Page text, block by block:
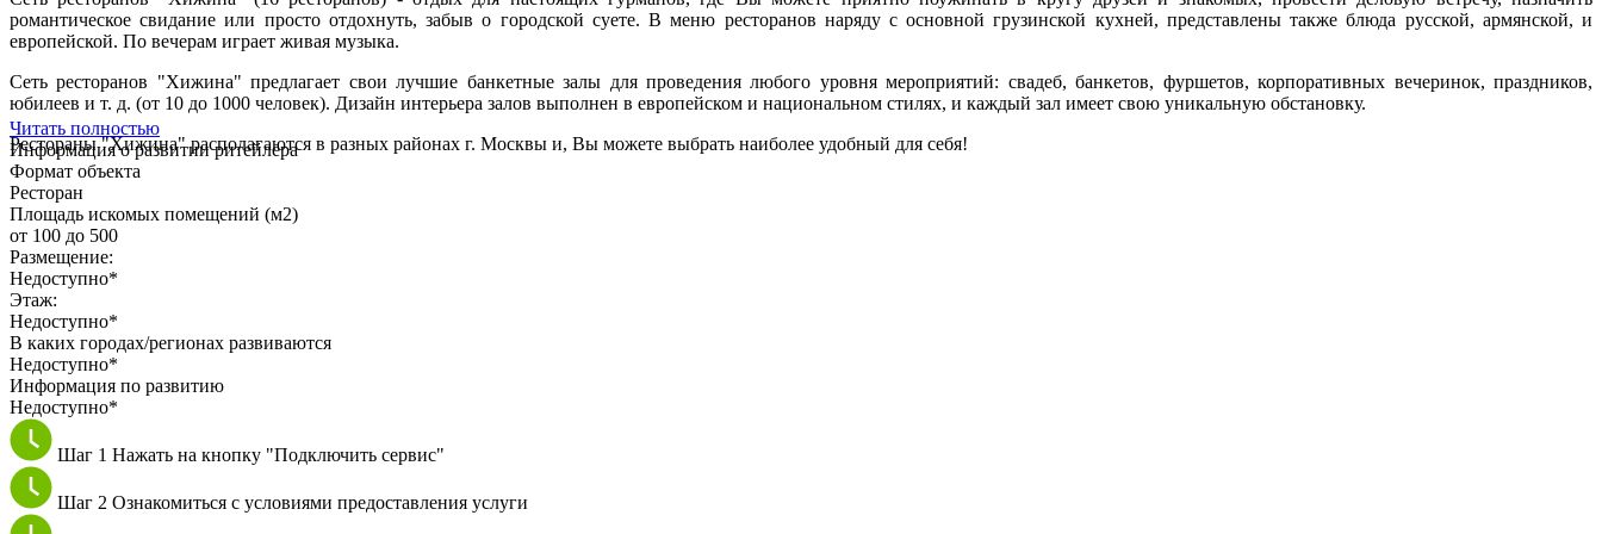
романтическое свидание или просто отдохнуть, забыв о городской суете. В меню ресторанов наряду с основной грузинской кухней, представлены также блюда русской, армянской, и
европейской. По вечерам играет живая музыка.
Сеть ресторанов "Хижина" предлагает свои лучшие банкетные залы для проведения любого уровня мероприятий: свадеб, банкетов, фуршетов, корпоративных вечеринок, праздников,
юбилеев и т. д. (от 10 до 1000 человек). Дизайн интерьера залов выполнен в европейском и национальном стилях, и каждый зал имеет свою уникальную обстановку.
Рестораны "Хижина" располагаются в разных районах г. Москвы и, Вы можете выбрать наиболее удобный для себя!
Читать полностью
Информация о развитии ритейлера
Формат объекта
Ресторан
Площадь искомых помещений (м2)
от 100 до 500
Размещение:
Недоступно*
Этаж:
Недоступно*
В каких городах/регионах развиваются
Недоступно*
Информация по развитию
Недоступно*
Шаг 1 Нажать на кнопку "Подключить сервис"
Шаг 2 Ознакомиться с условиями предоставления услуги